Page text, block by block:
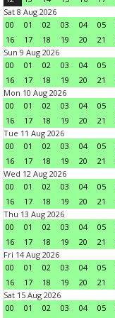
Sat 8 Aug 2026
00
01 02 03 04 05
16
17 18 19 20 21
Sun 9 Aug 2026
00
01 02 03 04 05
16
17 18 19 20 21
Mon 10 Aug 2026
00
01 02 03 04 05
16
17 18 19 20 21
Tue 11 Aug 2026
00
01 02 03 04 05
16
17 18 19 20 21
Wed 12 Aug 2026
00
01 02 03 04 05
16
17 18 19 20 21
Thu 13 Aug 2026
00
01 02 03 04 05
16
17 18 19 20 21
Fri 14 Aug 2026
00
01 02 03 04 05
16
17 18 19 20 21
Sat 15 Aug 2026
00
01 02 03 04 05